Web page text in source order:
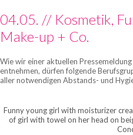
04.05. // Kosmetik,
Make-up + Co.
Wie wir einer aktuellen
entnehmen, dürfen folgende
aller notwendigen Abstands- und
Funny young girl with moisturizer
of girl with towel on her head on